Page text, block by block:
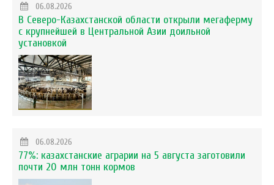
06.08.2026
В Северо-Казахстанской области открыли мегаферму
с крупнейшей в Центральной Азии доильной
установкой
06.08.2026
77%: казахстанские аграрии на 5 августа заготовили
почти 20 млн тонн кормов